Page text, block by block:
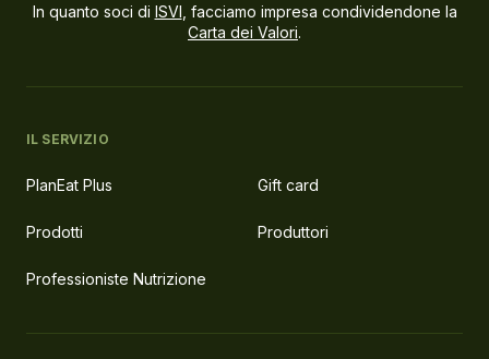
In quanto soci di ISVI , facciamo impresa condividendone la
Carta dei Valori.
IL SERVIZIO
PlanEat Plus Gift card
Prodotti Produttori
Professioniste Nutrizione